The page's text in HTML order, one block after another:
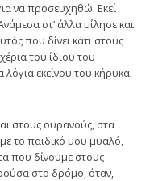
να προσευχηθώ. Εκεί
στ’ άλλα μίλησε και
που δίνει κάτι στους
του ίδιου του
εκείνου του κήρυκα.
στους ουρανούς, στα
το παιδικό μου μυαλό,
που δίνουμε στους
στο δρόμο, όταν,